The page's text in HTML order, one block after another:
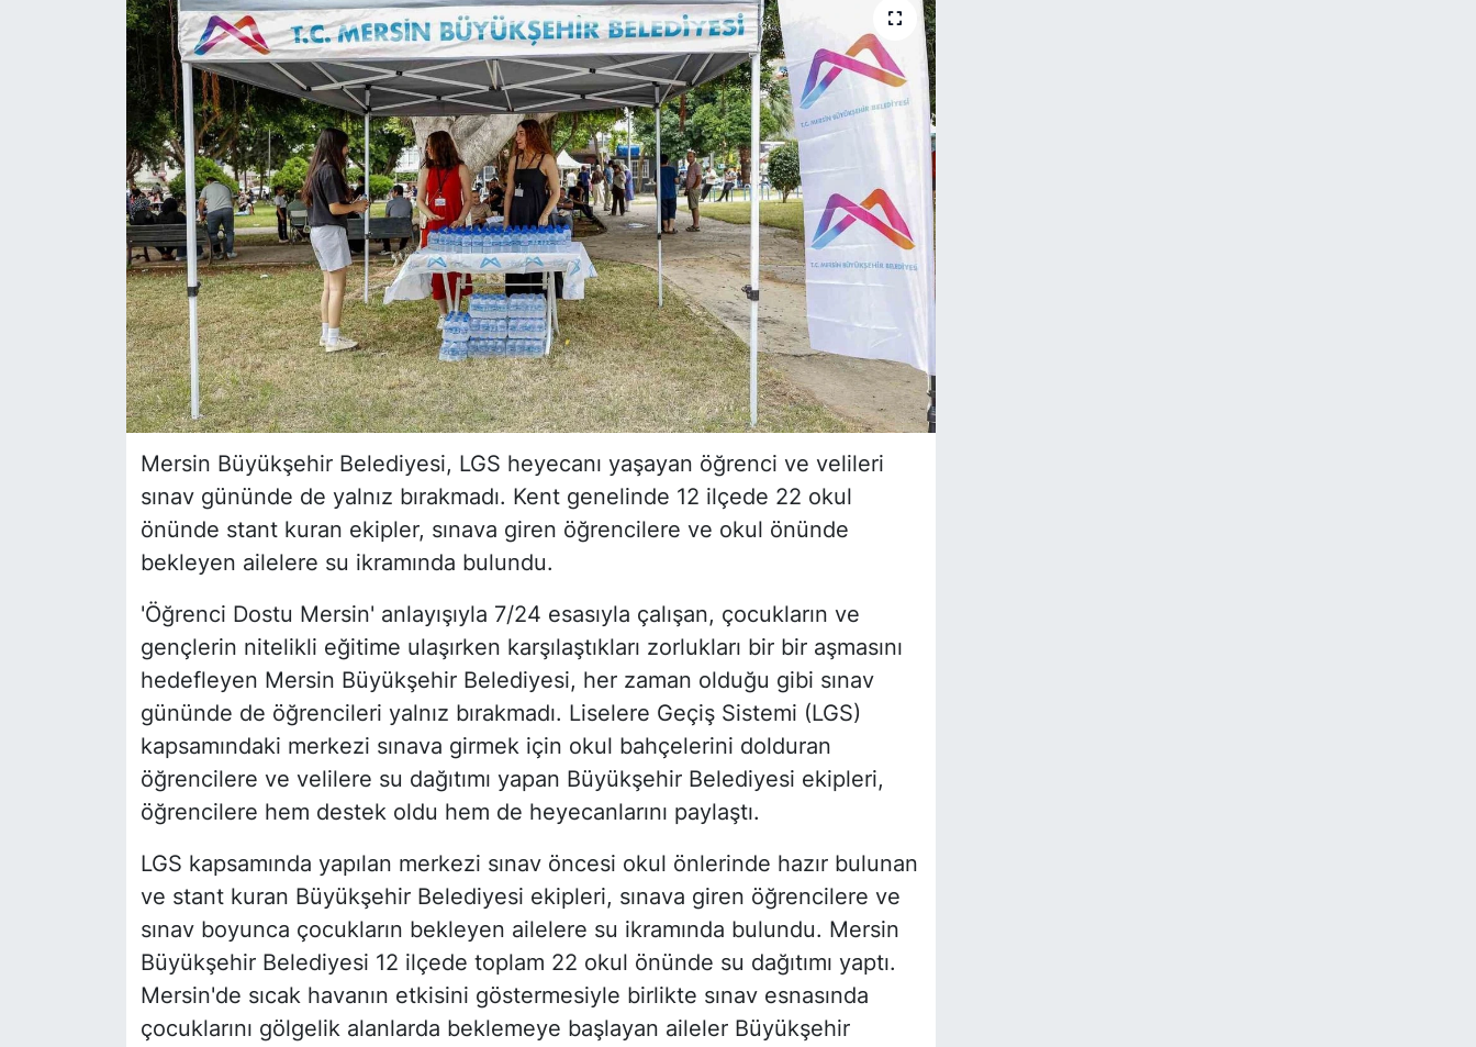
Mersin Büyükşehir Belediyesi, LGS heyecanı yaşayan öğrenci ve velileri
sınav gününde de yalnız bırakmadı. Kent genelinde 12 ilçede 22 okul
önünde stant kuran ekipler, sınava giren öğrencilere ve okul önünde
bekleyen ailelere su ikramında bulundu.
'Öğrenci Dostu Mersin' anlayışıyla 7/24 esasıyla çalışan, çocukların ve
gençlerin nitelikli eğitime ulaşırken karşılaştıkları zorlukları bir bir aşmasını
hedefleyen Mersin Büyükşehir Belediyesi, her zaman olduğu gibi sınav
gününde de öğrencileri yalnız bırakmadı. Liselere Geçiş Sistemi (LGS)
kapsamındaki merkezi sınava girmek için okul bahçelerini dolduran
öğrencilere ve velilere su dağıtımı yapan Büyükşehir Belediyesi ekipleri,
öğrencilere hem destek oldu hem de heyecanlarını paylaştı.
LGS kapsamında yapılan merkezi sınav öncesi okul önlerinde hazır bulunan
ve stant kuran Büyükşehir Belediyesi ekipleri, sınava giren öğrencilere ve
sınav boyunca çocukların bekleyen ailelere su ikramında bulundu. Mersin
Büyükşehir Belediyesi 12 ilçede toplam 22 okul önünde su dağıtımı yaptı.
Mersin'de sıcak havanın etkisini göstermesiyle birlikte sınav esnasında
çocuklarını gölgelik alanlarda beklemeye başlayan aileler Büyükşehir
Siyaset
YEREL HABER
Haberde insan
Tanıtım